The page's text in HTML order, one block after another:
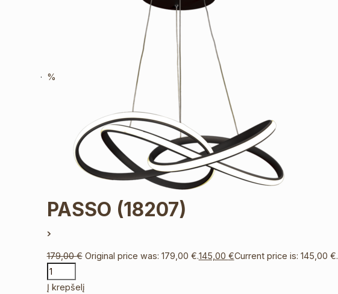
%
PASSO (18207)
179,00€ Original price was: 179,00 €.145,00 €Current price is: 145,00 €.
Į krepšelį